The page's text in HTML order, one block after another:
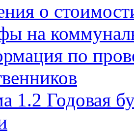
о
на
по
1.2 Годовая